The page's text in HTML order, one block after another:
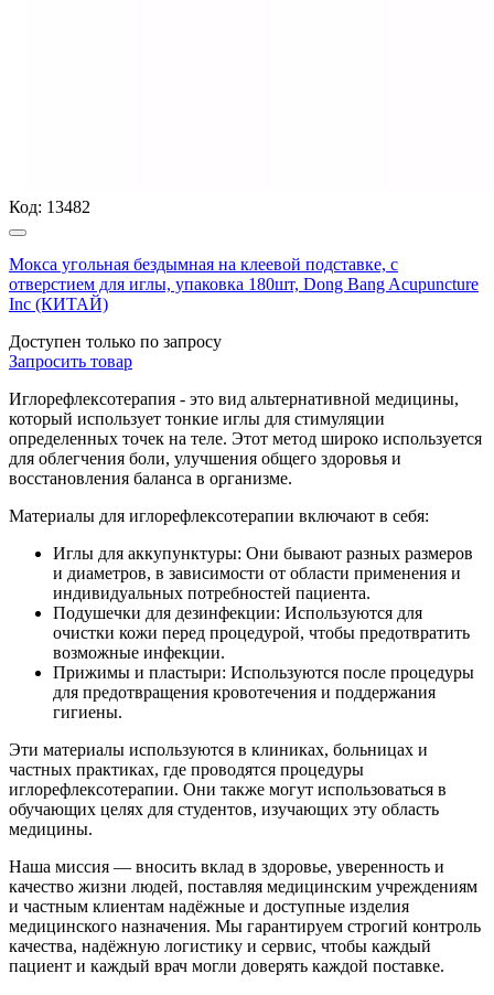
Код: 13482
Мокса угольная бездымная на клеевой подставке, с
отверстием для иглы, упаковка 180шт, Dong Bang Acupuncture
Inc (КИТАЙ)
Доступен только по запросу
Запросить товар
Иглорефлексотерапия - это вид альтернативной медицины,
который использует тонкие иглы для стимуляции
определенных точек на теле. Этот метод широко используется
для облегчения боли, улучшения общего здоровья и
восстановления баланса в организме.
Материалы для иглорефлексотерапии включают в себя:
Иглы для аккупунктуры: Они бывают разных размеров
и диаметров, в зависимости от области применения и
индивидуальных потребностей пациента.
Подушечки для дезинфекции: Используются для
очистки кожи перед процедурой, чтобы предотвратить
возможные инфекции.
Прижимы и пластыри: Используются после процедуры
для предотвращения кровотечения и поддержания
гигиены.
Эти материалы используются в клиниках, больницах и
частных практиках, где проводятся процедуры
иглорефлексотерапии. Они также могут использоваться в
обучающих целях для студентов, изучающих эту область
медицины.
Наша миссия — вносить вклад в здоровье, уверенность и
качество жизни людей, поставляя медицинским учреждениям
и частным клиентам надёжные и доступные изделия
медицинского назначения. Мы гарантируем строгий контроль
качества, надёжную логистику и сервис, чтобы каждый
пациент и каждый врач могли доверять каждой поставке.